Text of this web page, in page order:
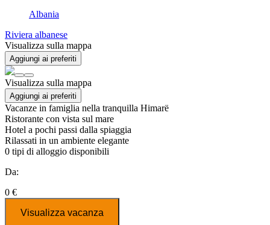
Albania
Riviera albanese
Visualizza sulla mappa
Aggiungi ai preferiti
Visualizza sulla mappa
Aggiungi ai preferiti
Vacanze in famiglia nella tranquilla Himarë
Ristorante con vista sul mare
Hotel a pochi passi dalla spiaggia
Rilassati in un ambiente elegante
0 tipi di alloggio disponibili
Da:
0 €
Visualizza vacanza